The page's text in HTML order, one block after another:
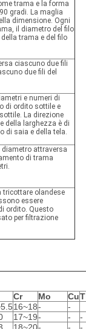
trama e la forma
gradi. La maglia
dimensione. Ogni
il diametro del filo
trama e del filo
ciascuno due fili
due fili del
e numeri di
di ordito sottile e
La direzione
della larghezza è di
di saia e della tela.
diametro attraversa
di trama
tricottare olandese
essere
ordito. Questo
per filtrazione
Cr Mo Cu
16~18-
-
17~19- -
-